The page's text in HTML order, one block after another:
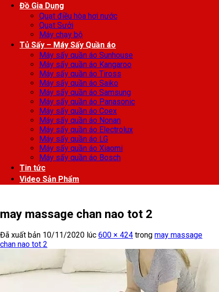
Đồ Gia Dụng
Quạt điều hòa hơi nước
Quạt Sưởi
Máy chạy bộ
Tủ Sấy – Máy Sấy Quần áo
Máy sấy quần áo Sunhouse
Máy sấy quần áo Kangaroo
Máy sấy quần áo Tiross
Máy sấy quần áo Saiko
Máy sấy quần áo Samsung
Máy sấy quần áo Panasonic
Máy sấy quần áo Coex
Máy sấy quần áo Nonan
Máy sấy quần áo Electrolux
Máy sấy quần áo LG
Máy sấy quần áo Xiaomi
Máy sấy quần áo Bosch
Tin tức
Video Sản Phẩm
may massage chan nao tot 2
Đã xuất bản 10/11/2020 lúc 600 × 424 trong may massage
chan nao tot 2